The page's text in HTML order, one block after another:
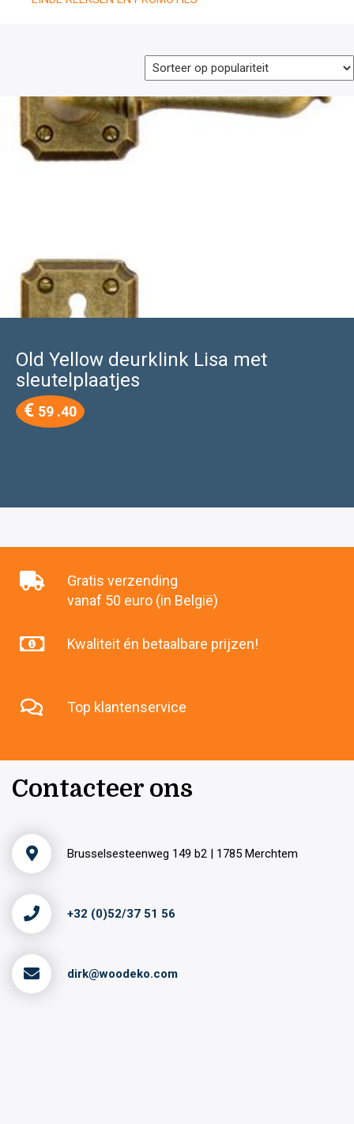
Old Yellow deurklink Lisa met
sleutelplaatjes
€ 59 .40
Gratis verzending
vanaf 50 euro (in België)
Kwaliteit én betaalbare prijzen!
Top klantenservice
Contacteer ons
Brusselsesteenweg 149 b2 | 1785 Merchtem
+32 (0)52/37 51 56
dirk@woodeko.com